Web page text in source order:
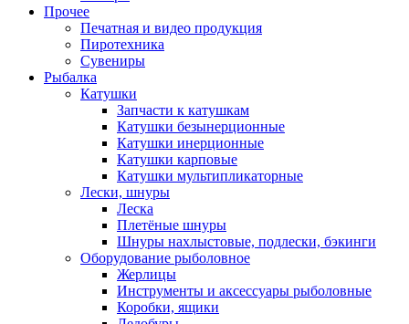
Прочее
Печатная и видео продукция
Пиротехника
Сувениры
Рыбалка
Катушки
Запчасти к катушкам
Катушки безынерционные
Катушки инерционные
Катушки карповые
Катушки мультипликаторные
Лески, шнуры
Леска
Плетёные шнуры
Шнуры нахлыстовые, подлески, бэкинги
Оборудование рыболовное
Жерлицы
Инструменты и аксессуары рыболовные
Коробки, ящики